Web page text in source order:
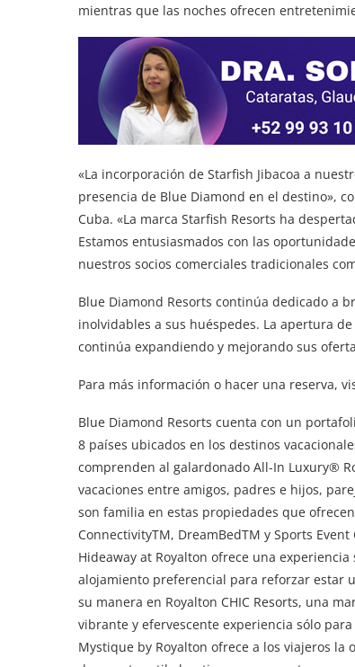
mientras que las noches ofrecen
«La incorporación de Starfish Jibacoa a
presencia de Blue Diamond en el destino»,
Cuba. «La marca Starfish Resorts ha
Estamos entusiasmados con las
nuestros socios comerciales tradicionales
Blue Diamond Resorts continúa dedicado a
inolvidables a sus huéspedes. La apertura
continúa expandiendo y mejorando sus
Para más información o hacer una reserva,
Blue Diamond Resorts cuenta con un
8 países ubicados en los destinos
comprenden al galardonado All-In Luxury®
vacaciones entre amigos, padres e hijos,
son familia en estas propiedades que
ConnectivityTM, DreamBedTM y Sports
Hideaway at Royalton ofrece una
alojamiento preferencial para reforzar estar
su manera en Royalton CHIC Resorts, una
vibrante y efervescente experiencia sólo
Mystique by Royalton ofrece a los viajeros